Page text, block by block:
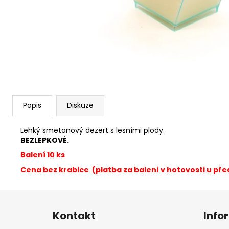
Popis Diskuze
Lehký smetanový dezert s lesními plody.
BEZLEPKOVÉ.
Balení 10 ks
Cena bez krabice (platba za balení v hotovosti u
KOKOS S MANGEM A MARACUJOU
Z
Kontakt